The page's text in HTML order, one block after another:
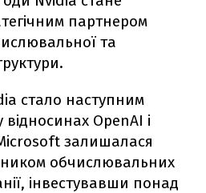
партнером
та
стало наступним
відносинах OpenAI і
залишалася
обчислювальних
інвестувавши понад